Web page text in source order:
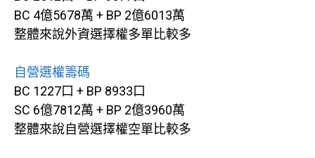
BC 4億5678萬 + BP 2億6013萬
整體來說外資選擇權多單比較多
自營選權籌碼
BC 1227口 + BP 8933口
SC 6億7812萬 + BP 2億3960萬
整體來說自營選擇權空單比較多